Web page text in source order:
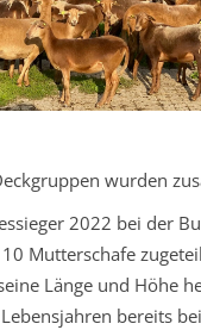
wurden
2022 bei der
Mutterschafe
Länge und Höhe
bereits